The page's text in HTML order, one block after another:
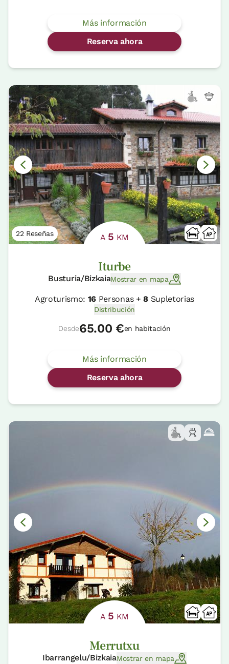
Más información
Reserva ahora
22 Reseñas A 5 KM
Iturbe
Busturia/BizkaiaMostrar en mapa
Agroturismo: 16 Personas +8Supletorias
Distribución
Desde65.00 €en habitación
Más información
Reserva ahora
A 5 KM
Merrutxu
Ibarrangelu/BizkaiaMostrar en mapa